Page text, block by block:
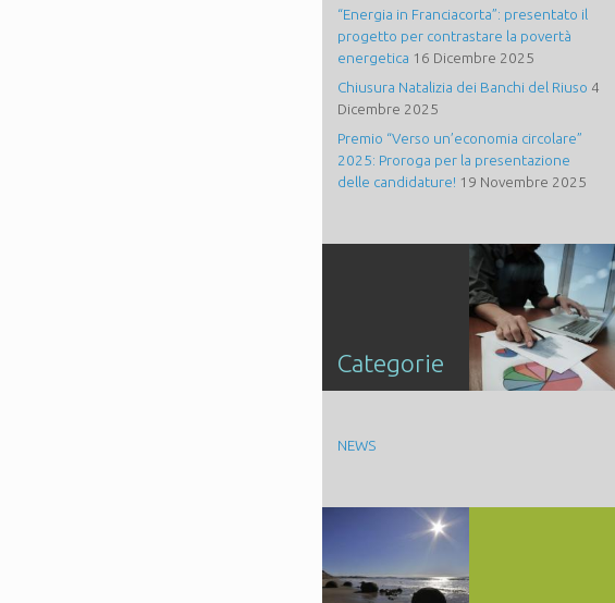
“Energia in Franciacorta”: presentato il
progetto per contrastare la povertà
energetica 16 Dicembre 2025
Chiusura Natalizia dei Banchi del Riuso 4
Dicembre 2025
Premio “Verso un’economia circolare”
2025: Proroga per la presentazione
delle candidature! 19 Novembre 2025
Categorie
NEWS